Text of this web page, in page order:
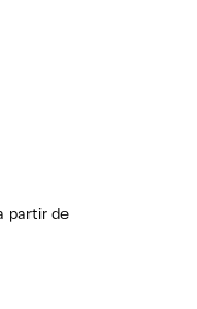
partir de